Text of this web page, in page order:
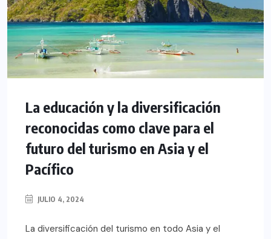
La educación y la diversificación
reconocidas como clave para el
futuro del turismo en Asia y el
Pacífico
JULIO 4, 2024
La diversificación del turismo en todo Asia y el